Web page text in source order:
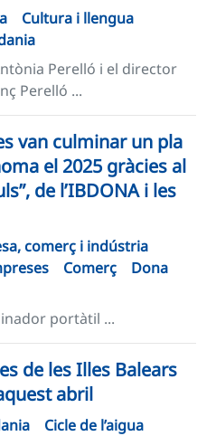
Cultura i llengua
Perelló i el director
Perelló ...
van culminar un pla
el 2025 gràcies al
de l’IBDONA i les
comerç i indústria
Comerç
Dona
portàtil ...
de les Illes Balears
abril
Cicle de l’aigua